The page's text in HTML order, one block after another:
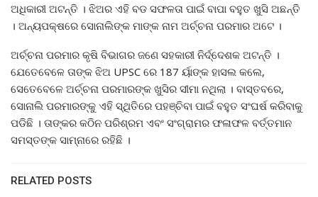
ଅଧିକାରୀ ଅଟନ୍ତି । ଝିଅର ଏହି ବଡ ସଫଳତା ପାଇଁ ବାପା ବହୁତ ଖୁସି ଅଛନ୍ତି
। ଅନ୍ୟପକ୍ଷରେ ସୋନାଲିଙ୍କ ମାଙ୍କ ନାମ ଅର୍ଚ୍ଚନା ପରମାର ଅଟେ ।
ଅର୍ଚ୍ଚନା ପରମାର କୃଷି ବିଭାଗର ଜଣେ ସହକାରୀ ନିର୍ଦ୍ଦେଶକ ଅଟନ୍ତି ।
ଯେତେବେଳେ ତାଙ୍କ ଝିଅ UPSC ରେ 187 ର୍ୟାଙ୍କ ହାସଲ କଲେ,
ସେତେବେଳେ ଅର୍ଚ୍ଚନା ପରମାରଙ୍କ ଖୁସିର ସୀମା ନଥିଲା । ବାସ୍ତବରେ,
ସୋନାଲି ପରମାରଙ୍କୁ ଏହି ସ୍ଥିତିରେ ପହଞ୍ଚିବା ପାଇଁ ବହୁତ ସଂଘର୍ଷ କରିବାକୁ
ପଡିଛି । ତାଙ୍କର କଠିନ ପରିଶ୍ରମ ଏବଂ ସଂଗ୍ରାମର ଫଳାଫଳ ବର୍ତ୍ତମାନ
ସମସ୍ତଙ୍କ ସାମ୍ନାରେ ରହିଛି ।
RELATED POSTS